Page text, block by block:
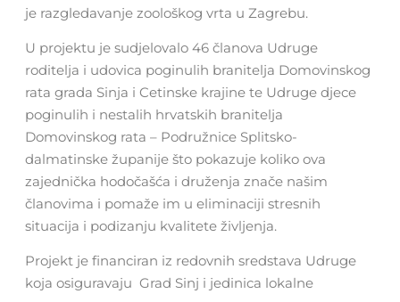
je razgledavanje zoološkog vrta u Zagrebu.
U projektu je sudjelovalo 46 članova Udruge
roditelja i udovica poginulih branitelja Domovinskog
rata grada Sinja i Cetinske krajine te Udruge djece
poginulih i nestalih hrvatskih branitelja
Domovinskog rata – Podružnice Splitsko-
dalmatinske županije što pokazuje koliko ova
zajednička hodočašća i druženja znače našim
članovima i pomaže im u eliminaciji stresnih
situacija i podizanju kvalitete življenja.
Projekt je financiran iz redovnih sredstava Udruge
koja osiguravaju Grad Sinj i jedinica lokalne